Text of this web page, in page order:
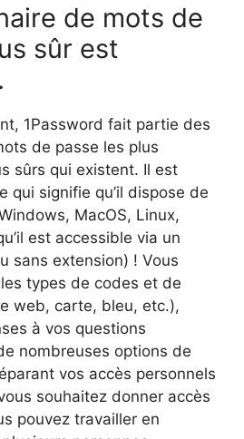
de mots de
sûr est
1Password fait partie des
de passe les plus
sûrs qui existent. Il est
qui signifie qu’il dispose de
MacOS, Linux,
est accessible via un
sans extension) ! Vous
types de codes et de
web, carte, bleu, etc.),
à vos questions
nombreuses options de
vos accès personnels
souhaitez donner accès
pouvez travailler en